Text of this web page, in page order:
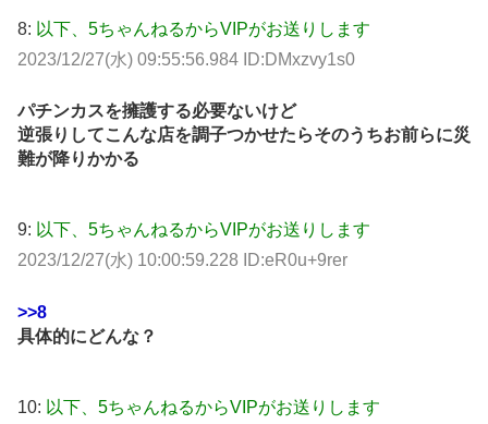
8: 以下、5ちゃんねるからVIPがお送りします
2023/12/27(水) 09:55:56.984 ID:DMxzvy1s0
パチンカスを擁護する必要ないけど
逆張りしてこんな店を調子つかせたらそのうちお前らに災
難が降りかかる
9: 以下、5ちゃんねるからVIPがお送りします
2023/12/27(水) 10:00:59.228 ID:eR0u+9rer
>>8
具体的にどんな？
10: 以下、5ちゃんねるからVIPがお送りします